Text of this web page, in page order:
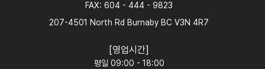
FAX: 604 - 444 - 9823
207-4501 North Rd Burnaby BC V3N 4R7
[영업시간]
평일 09:00 - 18:00